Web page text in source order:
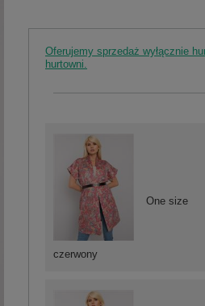
Oferujemy sprzedaż wyłącznie
hurtowni.
czerwony
One size